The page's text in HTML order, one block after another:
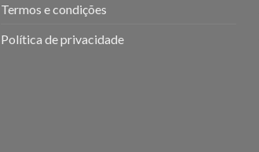
Termos e condições
Política de privacidade